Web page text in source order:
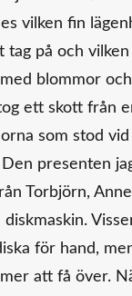
vilken fin
tag på och vilken
blommor
ett skott från
som stod
Den presenten
Torbjörn,
för hand,
att få över.